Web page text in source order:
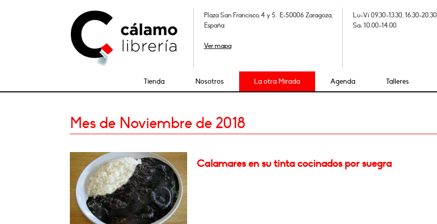
Plaza San Francisco, 4 y 5. E-50006 Zaragoza,
España
Ver mapa
Lu-Vi 09.30-13.30, 16.30-20.30
Sa: 10.00-14.00
Tienda Nosotros La otra Mirada Agenda Talleres
Mes de Noviembre de 2018
Calamares en su tinta cocinados por suegra